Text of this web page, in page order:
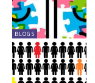
BLOGS